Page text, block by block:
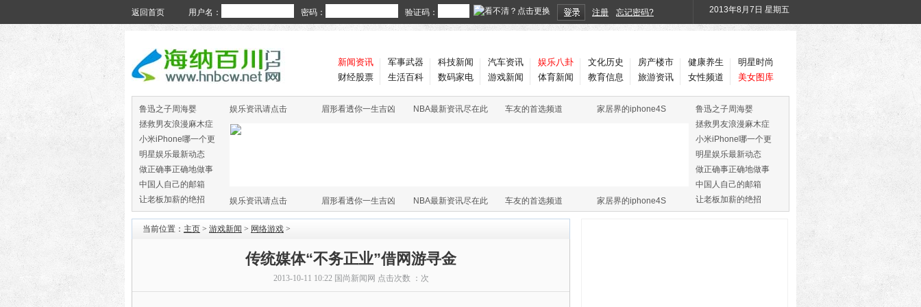
返回首页 用户名： 密码： 验证码： 注册 忘记密码? 2013年8月7日 星期五
新闻资讯
财经股票
军事武器
生活百科
科技新闻
数码家电
汽车资讯
游戏新闻
娱乐八卦
体育新闻
文化历史
教育信息
房产楼市
旅游资讯
健康养生
女性频道
明星时尚
美女图库
鲁迅之子周海婴
拯救男友浪漫麻木症
小米iPhone哪一个更
火
明星娱乐最新动态
做正确事正确地做事
中国人自己的邮箱
让老板加薪的绝招
娱乐资讯请点击 眉形看透你一生吉凶 NBA最新资讯尽在此 车友的首选频道 家居界的iphone4S
娱乐资讯请点击 眉形看透你一生吉凶 NBA最新资讯尽在此 车友的首选频道 家居界的iphone4S
鲁迅之子周海婴
拯救男友浪漫麻木症
小米iPhone哪一个更
火
明星娱乐最新动态
做正确事正确地做事
中国人自己的邮箱
让老板加薪的绝招
当前位置： 主页 > 游戏新闻 > 网络游戏 >
传统媒体“不务正业”借网游寻金
2013-10-11 10:22 国尚新闻网 点击次数 ： 次